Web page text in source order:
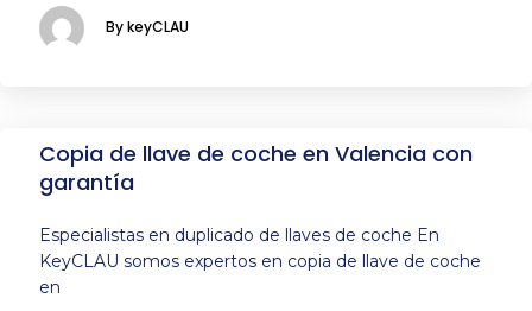
By keyCLAU
Copia de llave de coche en Valencia con
garantía
Especialistas en duplicado de llaves de coche En
KeyCLAU somos expertos en copia de llave de coche
en